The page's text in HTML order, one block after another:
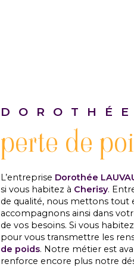
perte de
L’entreprise Dorothée
si vous habitez à Cherisy.
de qualité, nous mettons tout
accompagnons ainsi dans
de vos besoins. Si vous
pour vous transmettre les
de poids. Notre métier est
renforce encore plus notre